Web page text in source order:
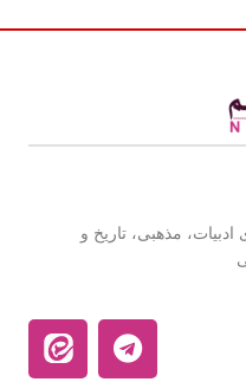
مذهبی، تاریخ و